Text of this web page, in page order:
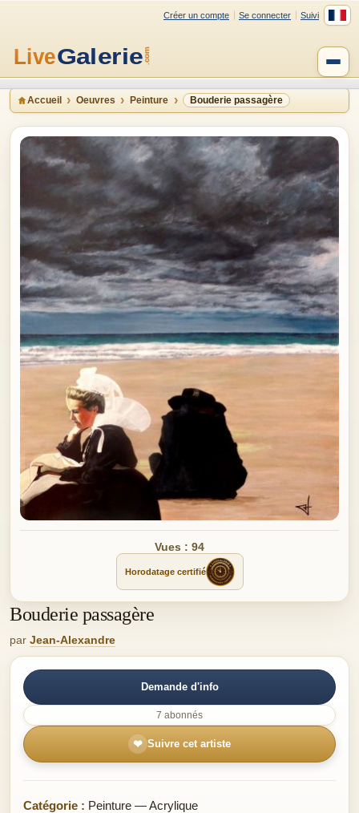
Créer un compte Se connecter Suivi
Accueil Oeuvres Peinture Bouderie passagère
Vues : 94
Horodatage certifié
Bouderie passagère
par Jean-Alexandre
Demande d'info
7 abonnés
❤ Suivre cet artiste
Catégorie : Peinture — Acrylique